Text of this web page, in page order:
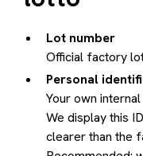
Lot number
Official factory
Personal
Your own
We display this
clearer than the